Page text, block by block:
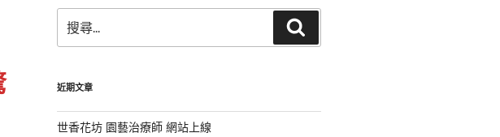
尋
關
字:
尋
近期文章
世香花坊 園藝治療師 網站上線